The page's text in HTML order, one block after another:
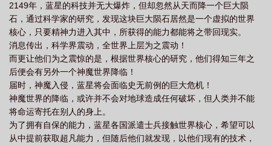
2149年，蓝星的科技并无大爆炸，但却忽然从天而降一个巨大陨
石，通过科学家的研究，发现这块巨大陨石居然是一个虚拟的世界
核心，只要精神力进入其中，所获得的能力都能将之带回现实。
消息传出，科学界震动，全世界上层为之震动！
而更让他们为之震惊的是，根据世界核心的研究，他们得知三年之
后便会有另外一个神魔世界降临！
届时，神魔入侵，蓝星将会面临史无前例的巨大危机！
神魔世界的降临，或许并不会对地球造成任何破坏，但人类并不能
将命运寄托在别人的身上。
为了拥有自保的能力，蓝星各国派遣士兵接触世界核心，希望可以
从中提前获取超凡能力，但随后他们就发现，以他们现有的技术，